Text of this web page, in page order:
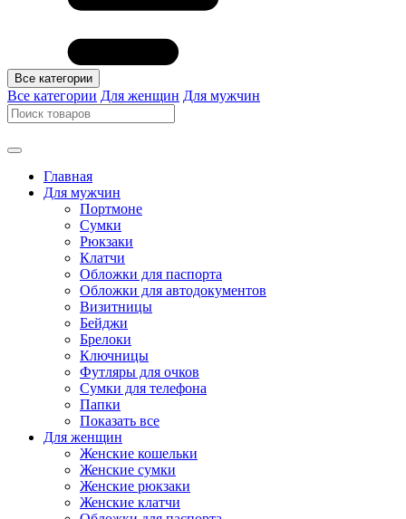
Все категории
Все категории Для женщин Для мужчин
Главная
Для мужчин
Портмоне
Сумки
Рюкзаки
Клатчи
Обложки для паспорта
Обложки для автодокументов
Визитницы
Бейджи
Брелоки
Ключницы
Футляры для очков
Сумки для телефона
Папки
Показать все
Для женщин
Женские кошельки
Женские сумки
Женские рюкзаки
Женские клатчи